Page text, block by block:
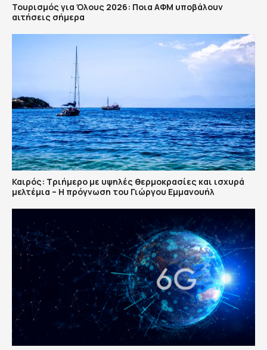
Τουρισμός για Όλους 2026: Ποια ΑΦΜ υποβάλουν
αιτήσεις σήμερα
Καιρός: Τριήμερο με υψηλές θερμοκρασίες και ισχυρά
μελτέμια – Η πρόγνωση του Γιώργου Εμμανουήλ